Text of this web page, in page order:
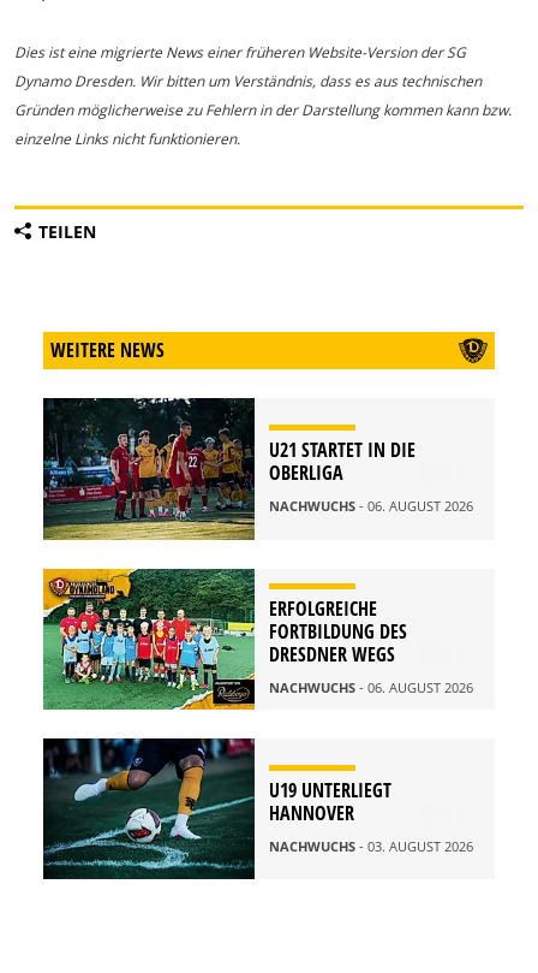
Dies ist eine migrierte News einer früheren Website-Version der SG
Dynamo Dresden. Wir bitten um Verständnis, dass es aus technischen
Gründen möglicherweise zu Fehlern in der Darstellung kommen kann bzw.
einzelne Links nicht funktionieren.
TEILEN
WEITERE NEWS
U21 STARTET IN DIE
OBERLIGA
NACHWUCHS - 06. AUGUST 2026
ERFOLGREICHE
FORTBILDUNG DES
DRESDNER WEGS
NACHWUCHS - 06. AUGUST 2026
U19 UNTERLIEGT
HANNOVER
NACHWUCHS - 03. AUGUST 2026